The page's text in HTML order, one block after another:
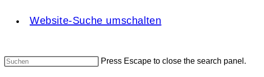
Website-Suche umschalten
Press Escape to close the search panel.